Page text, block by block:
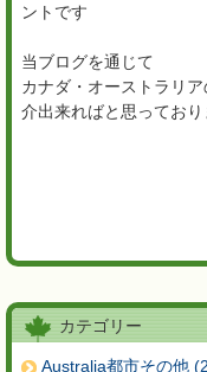
ントです
当ブログを通じて
カナダ・オーストラリ
介出来ればと思っており
カテゴリー
Australia都市その他